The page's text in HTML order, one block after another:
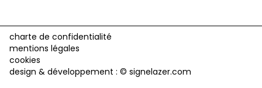
charte de confidentialité
mentions légales
cookies
design & développement : © signelazer.com